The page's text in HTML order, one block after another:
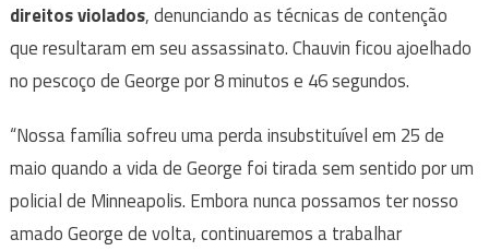
direitos violados, denunciando as técnicas de contenção
que resultaram em seu assassinato. Chauvin ficou ajoelhado
no pescoço de George por 8 minutos e 46 segundos.
“Nossa família sofreu uma perda insubstituível em 25 de
maio quando a vida de George foi tirada sem sentido por um
policial de Minneapolis. Embora nunca possamos ter nosso
amado George de volta, continuaremos a trabalhar